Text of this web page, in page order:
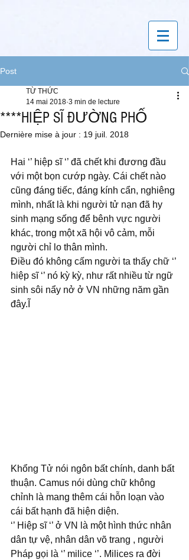
Post
****HIỆP SĨ ĐƯỜNG PHỐ
TỪ THỨC
14 mai 2018 3 min de lecture
Dernière mise à jour : 19 juil. 2018
Hai ‘’ hiệp sĩ ‘’ đã chết khi đương đầu
với một bọn cướp ngày. Cái chết nào
cũng đáng tiếc, đáng kính cẩn, nghiêng
mình, nhất là khi người tử nạn đã hy
sinh mạng sống để bênh vực người
khác, trong một xã hội vô cảm, mỗi
người chỉ lo thân mình.
Điều đó không cấm người ta thấy chữ ‘’
hiệp sĩ ‘’ nó kỳ kỳ, như rất nhiều từ ngữ
sinh sôi nẩy nở ở VN những năm gần
đây.Ĩ
Khổng Tử nói ngôn bất chính, danh bất
thuận. Camus nói dùng chữ không
chỉnh là mang thêm cái hỗn loạn vào
cái bất hạnh đã hiện diện.
‘’ Hiệp sĩ ‘’ ở VN là một hình thức nhân
dân tự vệ, nhân dân võ trang , người
Pháp gọi là ‘’ milice ‘’. Milices ra đời